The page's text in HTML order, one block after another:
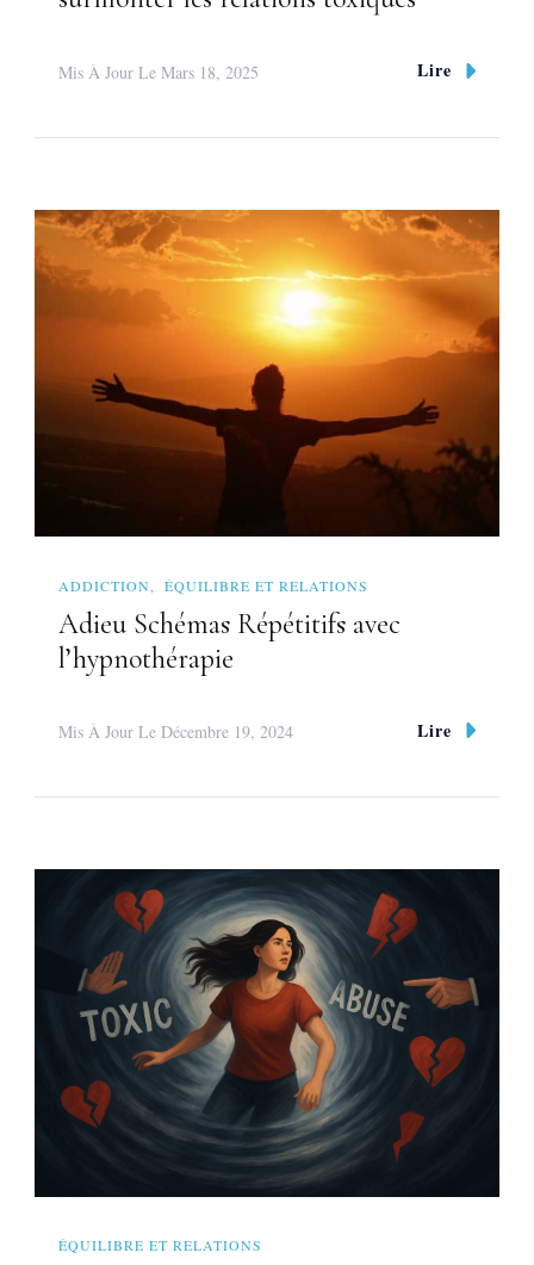
Mis À Jour Le Mars 18, 2025 Lire
ADDICTION ÉQUILIBRE ET RELATIONS
Adieu Schémas Répétitifs avec
l’hypnothérapie
Mis À Jour Le Décembre 19, 2024 Lire
ÉQUILIBRE ET RELATIONS